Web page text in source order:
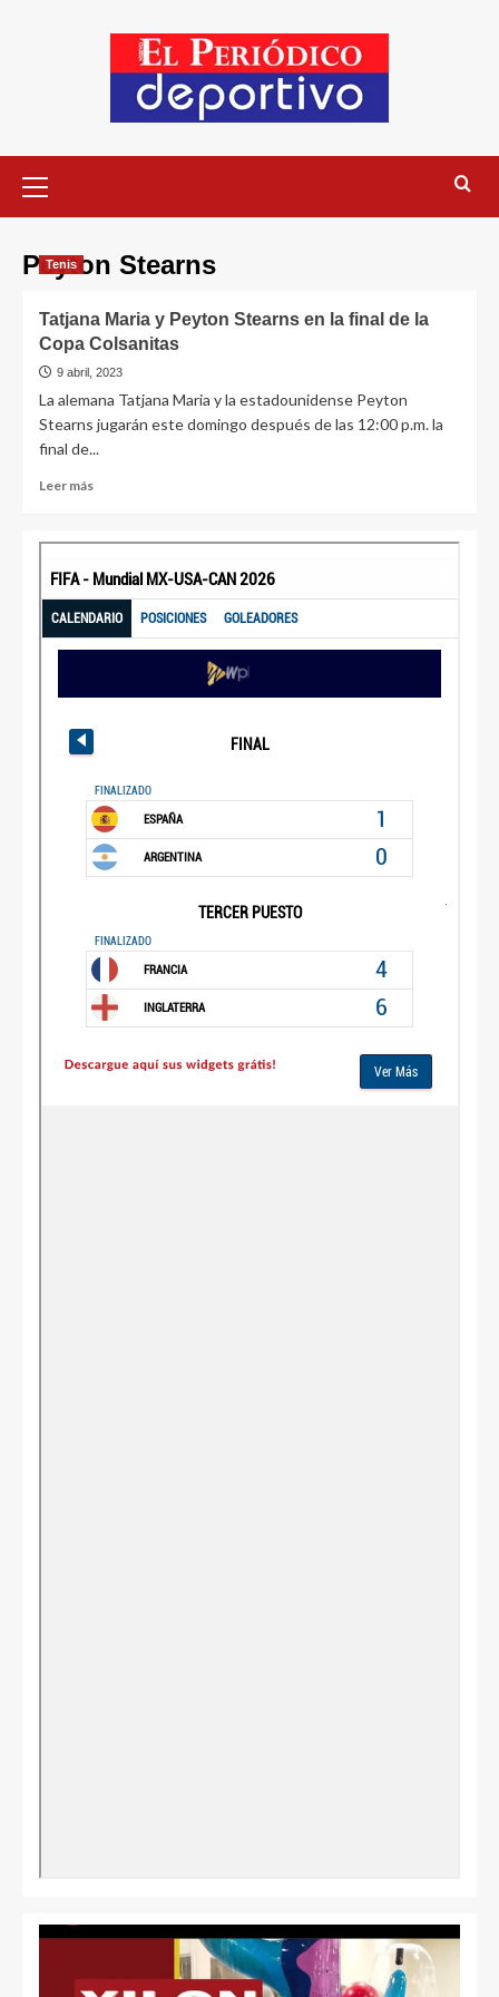
Peyton Stearns
Tenis
Tatjana Maria y Peyton Stearns en la final de la
Copa Colsanitas
9 abril, 2023
La alemana Tatjana Maria y la estadounidense Peyton
Stearns jugarán este domingo después de las 12:00 p.m. la
final de...
Leer más